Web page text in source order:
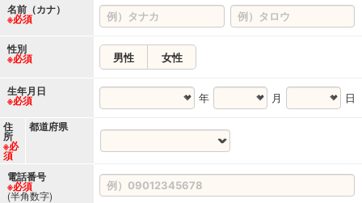
名前（カナ）
※必須
性別
※必須 男性 女性
生年月日
※必須 年 月 日
住
所
※必
須
都道府県
電話番号
※必須
(半角数字)